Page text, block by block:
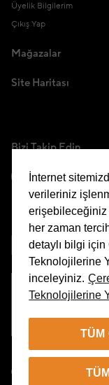
Üyelik Bilgilerim
Çıkış Yap
Mağazalar
Site Haritası
Bizi Takip Edin
Uygulamamızı
İnternet
verileriniz
her zaman
detaylı bilgi için
Teknolojilerine
inceleyiniz.
Teknolojilerine
TÜM